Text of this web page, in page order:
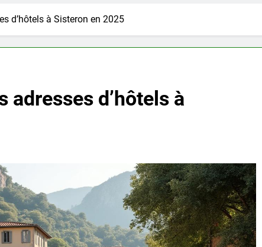
en 2025 ?Okrami : comprendre ses fonctionnalités clés
4 Mois Ago
gratuit spécialement conçu pour collégiens et lycéens
à connaître en 2025
5 Mois Ago
gunnii pour votre jardin
d’hôtels à Sisteron en 2025
adresses d’hôtels à